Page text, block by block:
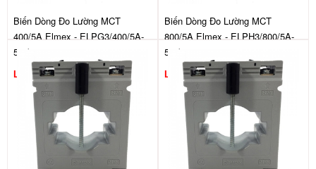
Biến Dòng Đo Lường MCT
400/5A Elmex - ELPG3/400/5A-
5.0/1
Liên hệ
Biến Dòng Đo Lường MCT
800/5A Elmex - ELPH3/800/5A-
5.0/1
Liên hệ